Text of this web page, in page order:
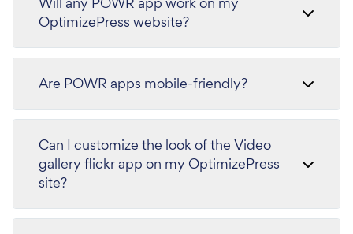
OptimizePress website?
Are POWR apps mobile-friendly?
Can I customize the look of the Video
gallery flickr app on my OptimizePress
site?